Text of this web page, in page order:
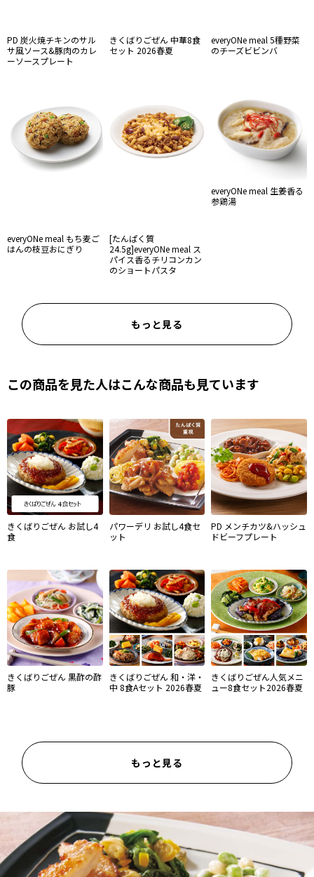
PD 炭火焼チキンのサル
サ風ソース&豚肉のカレ
ーソースプレート
きくばりごぜん 中華8食
セット 2026春夏
everyONe meal 5種野菜
のチーズビビンバ
everyONe meal もち麦ご
はんの枝豆おにぎり
[たんぱく質
24.5g]everyONe meal ス
パイス香るチリコンカン
のショートパスタ
everyONe meal 生姜香る
参鶏湯
もっと見る
この商品を見た人はこんな商品も見ています
きくばりごぜん お試し4
食
パワーデリ お試し4食セ
ット
PD メンチカツ&ハッシュ
ドビーフプレート
きくばりごぜん 黒酢の酢
豚
きくばりごぜん 和・洋・
中 8食Aセット 2026春夏
きくばりごぜん人気メニ
ュー8食セット2026春夏
もっと見る